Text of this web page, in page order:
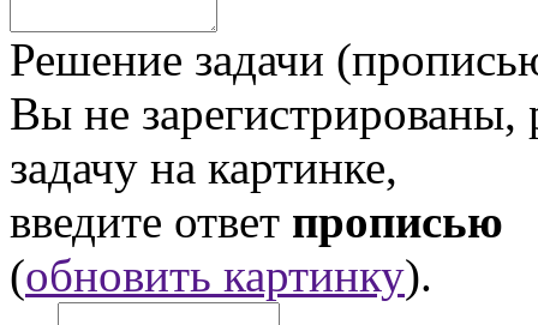
Решение задачи
Вы не
задачу на картинке,
введите ответ прописью
(обновить картинку).